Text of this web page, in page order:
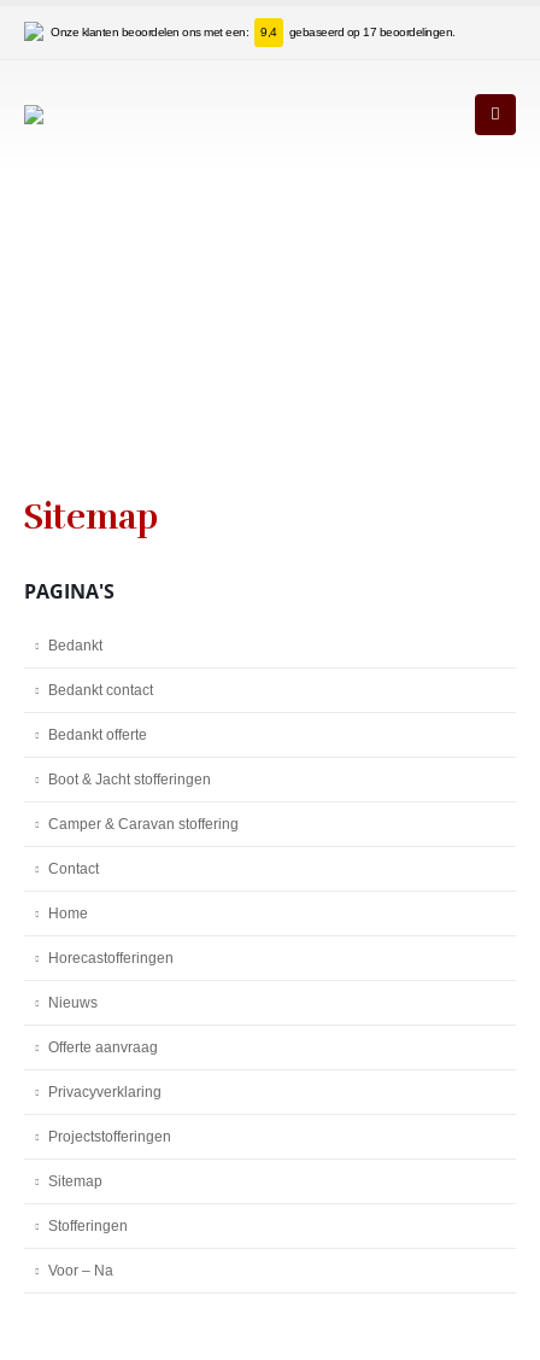
Onze klanten beoordelen ons met een: 9,4 gebaseerd op 17 beoordelingen.
Sitemap
PAGINA'S
Bedankt
Bedankt contact
Bedankt offerte
Boot & Jacht stofferingen
Camper & Caravan stoffering
Contact
Home
Horecastofferingen
Nieuws
Offerte aanvraag
Privacyverklaring
Projectstofferingen
Sitemap
Stofferingen
Voor – Na